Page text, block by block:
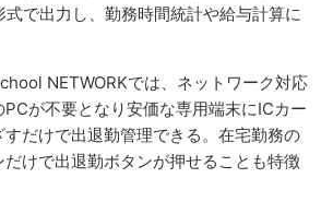
で出力し、勤務時間統計や給与計算に
NETWORKでは、ネットワーク対応
が不要となり安価な専用端末にICカー
すだけで出退勤管理できる。在宅勤務の
けで出退勤ボタンが押せることも特徴